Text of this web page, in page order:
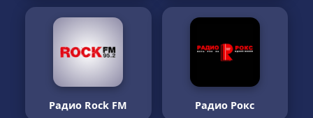
Радио Rock FM Радио Рокс